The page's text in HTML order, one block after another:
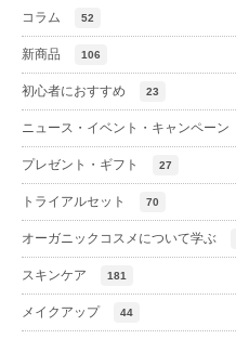
コラム 52
新商品 106
初心者におすすめ 23
ニュース・イベント・キャンペーン
プレゼント・ギフト 27
トライアルセット 70
オーガニックコスメについて学ぶ
スキンケア 181
メイクアップ 44